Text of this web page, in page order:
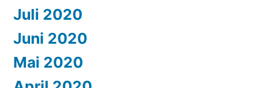
Juli 2020
Juni 2020
Mai 2020